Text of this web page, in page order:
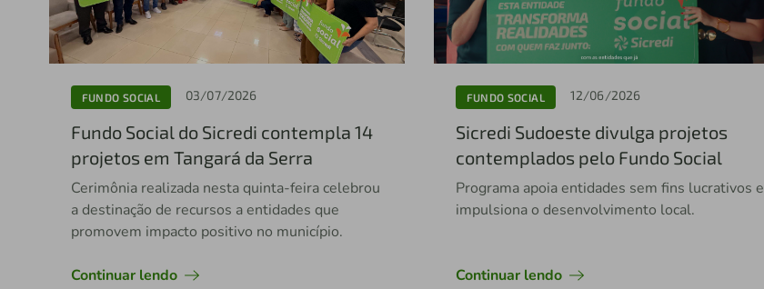
FUNDO SOCIAL 03/07/2026
Fundo Social do Sicredi contempla 14
projetos em Tangará da Serra
Cerimônia realizada nesta quinta-feira celebrou
a destinação de recursos a entidades que
promovem impacto positivo no município.
Continuar lendo
FUNDO SOCIAL 12/06/2026
Sicredi Sudoeste divulga projetos
contemplados pelo Fundo Social
Programa apoia entidades sem fins lucrativos e
impulsiona o desenvolvimento local.
Continuar lendo